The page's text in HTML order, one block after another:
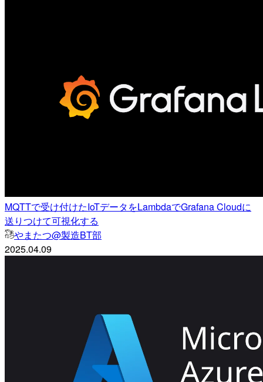
MQTTで受け付けたIoTデータをLambdaでGrafana Cloudに
送りつけて可視化する
やまたつ@製造BT部
2025.04.09